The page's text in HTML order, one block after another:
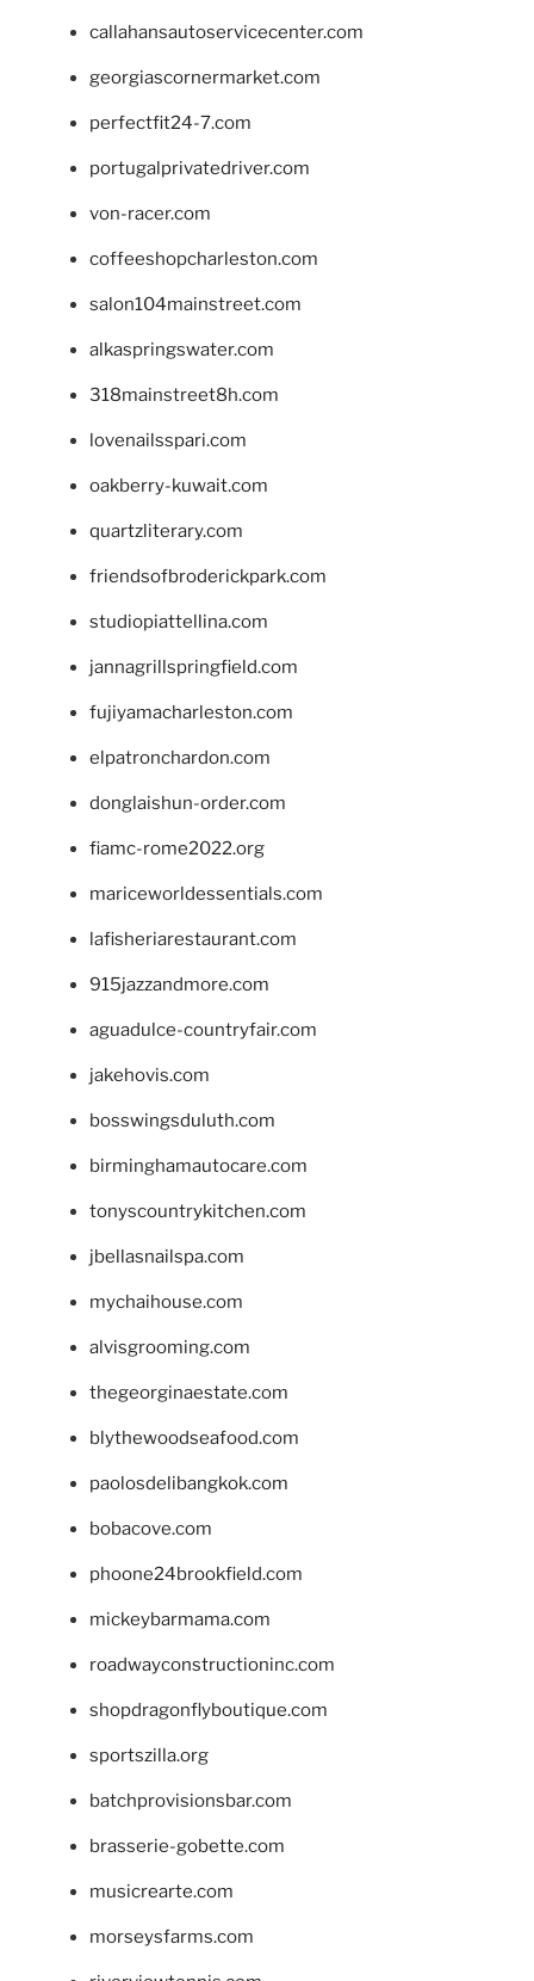
callahansautoservicecenter.com
georgiascornermarket.com
perfectfit24-7.com
portugalprivatedriver.com
von-racer.com
coffeeshopcharleston.com
salon104mainstreet.com
alkaspringswater.com
318mainstreet8h.com
lovenailsspari.com
oakberry-kuwait.com
quartzliterary.com
friendsofbroderickpark.com
studiopiattellina.com
jannagrillspringfield.com
fujiyamacharleston.com
elpatronchardon.com
donglaishun-order.com
fiamc-rome2022.org
mariceworldessentials.com
lafisheriarestaurant.com
915jazzandmore.com
aguadulce-countryfair.com
jakehovis.com
bosswingsduluth.com
birminghamautocare.com
tonyscountrykitchen.com
jbellasnailspa.com
mychaihouse.com
alvisgrooming.com
thegeorginaestate.com
blythewoodseafood.com
paolosdelibangkok.com
bobacove.com
phoone24brookfield.com
mickeybarmama.com
roadwayconstructioninc.com
shopdragonflyboutique.com
sportszilla.org
batchprovisionsbar.com
brasserie-gobette.com
musicrearte.com
morseysfarms.com